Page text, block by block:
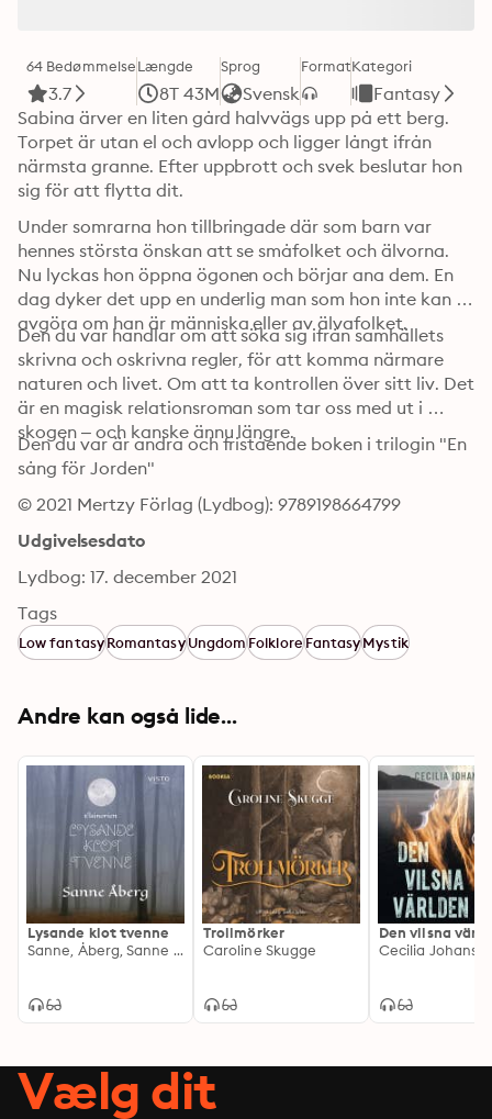
64 Bedømmelse
3.7
Længde
8T 43M
Sprog
Svensk
FormatKategori
Fantasy
Sabina ärver en liten gård halvvägs upp på ett berg.
Torpet är utan el och avlopp och ligger långt ifrån
närmsta granne. Efter uppbrott och svek beslutar hon
sig för att flytta dit.
Under somrarna hon tillbringade där som barn var
hennes största önskan att se småfolket och älvorna.
Nu lyckas hon öppna ögonen och börjar ana dem. En
dag dyker det upp en underlig man som hon inte kan
avgöra om han är människa eller av älvafolket.
Den du var handlar om att söka sig ifrån samhällets
skrivna och oskrivna regler, för att komma närmare
naturen och livet. Om att ta kontrollen över sitt liv. Det
är en magisk relationsroman som tar oss med ut i
skogen – och kanske ännu längre.
Den du var är andra och fristående boken i trilogin "En
sång för Jorden"
© 2021 Mertzy Förlag (Lydbog): 9789198664799
Udgivelsesdato
Lydbog: 17. december 2021
Tags
Low fantasyRomantasyUngdomFolkloreFantasyMystik
Andre kan også lide...
Lysande klot tvenne
Sanne, Åberg, Sanne Åberg
Trollmörker
Caroline Skugge
Den vilsna
Cecilia
Vælg dit